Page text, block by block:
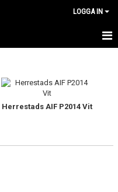
LOGGA IN
Herrestads AIF P2014 Vit